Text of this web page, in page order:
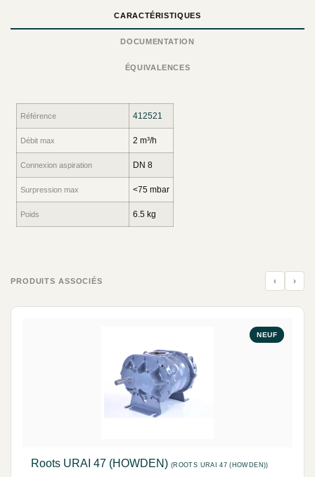
CARACTÉRISTIQUES
DOCUMENTATION
ÉQUIVALENCES
Référence 412521
Débit max 2 m³/h
Connexion aspiration DN 8
Surpression max <75 mbar
Poids 6.5 kg
PRODUITS ASSOCIÉS ‹ ›
NEUF
Roots URAI 47 (HOWDEN) (ROOTS URAI 47 (HOWDEN))